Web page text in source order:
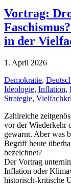
Vortrag:
in der
1. April 2026
Demokratie,
Ideologie, Inflation,
Strategie,
Zahlreiche
vor der Wiederkehr
gewarnt. Aber was
Begriff heute
bezeichnet?
Der Vortrag
Inflation oder
historisch-kritische